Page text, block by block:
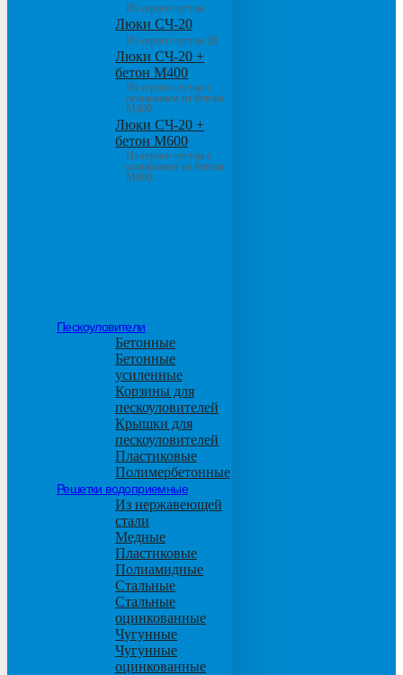
Из серого чугуна
Люки СЧ-20
Из серого чугуна 20
Люки СЧ-20 +
бетон М400
Из серого чугуна с
основанием из бетона
М400
Люки СЧ-20 +
бетон М600
Из серого чугуна с
основанием из бетона
М600
Пескоуловители
Бетонные
Бетонные
усиленные
Корзины для
пескоуловителей
Крышки для
пескоуловителей
Пластиковые
Полимербетонные
Решетки водоприемные
Из нержавеющей
стали
Медные
Пластиковые
Полиамидные
Стальные
Стальные
оцинкованные
Чугунные
Чугунные
оцинкованные